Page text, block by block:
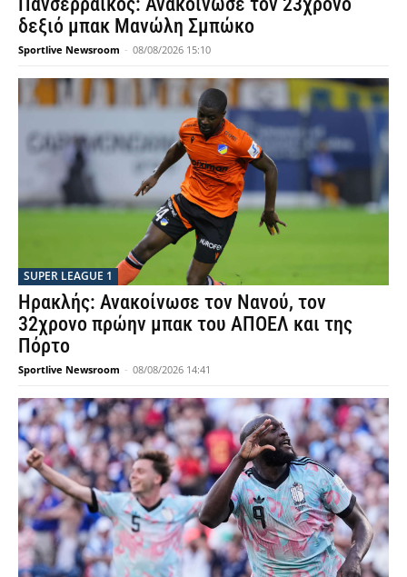
δεξιό μπακ Μανώλη Σμπώκο
Sportlive Newsroom - 08/08/2026 15:10
SUPER LEAGUE 1
Ηρακλής: Ανακοίνωσε τον Νανού, τον
32χρονο πρώην μπακ του ΑΠΟΕΛ και της
Πόρτο
Sportlive Newsroom - 08/08/2026 14:41